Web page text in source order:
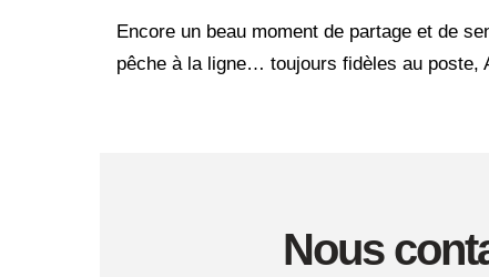
Encore un beau moment de partage et de
pêche à la ligne… toujours fidèles au poste,
Nous